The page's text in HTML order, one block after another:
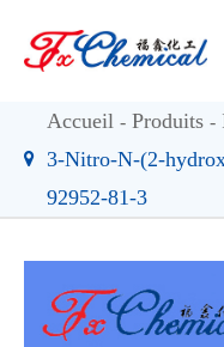
Accueil Produits
3-Nitro-N-(2-
92952-81-3